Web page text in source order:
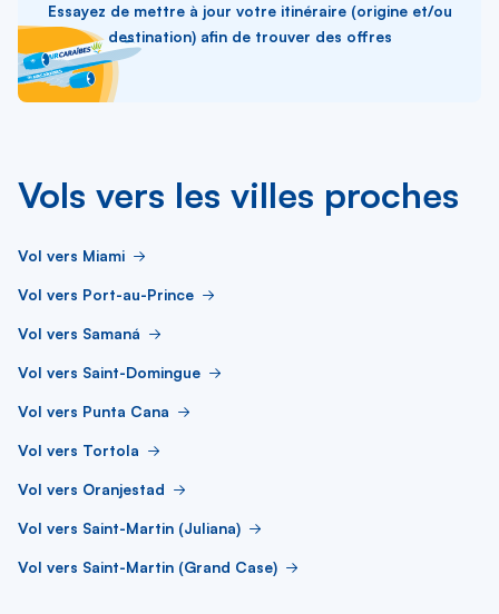
Essayez de mettre à jour votre itinéraire (origine et/ou
destination) afin de trouver des offres
Vols vers les villes proches
Vol vers Miami
Vol vers Port-au-Prince
Vol vers Samaná
Vol vers Saint-Domingue
Vol vers Punta Cana
Vol vers Tortola
Vol vers Oranjestad
Vol vers Saint-Martin (Juliana)
Vol vers Saint-Martin (Grand Case)